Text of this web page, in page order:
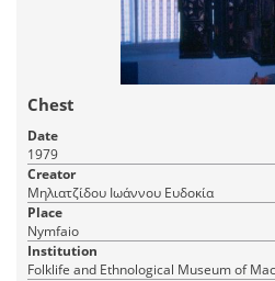
Chest
Date
1979
Creator
Μηλιατζίδου Ιωάννου Ευδοκία
Place
Nymfaio
Institution
Fοlklife and Ethnological Museum of